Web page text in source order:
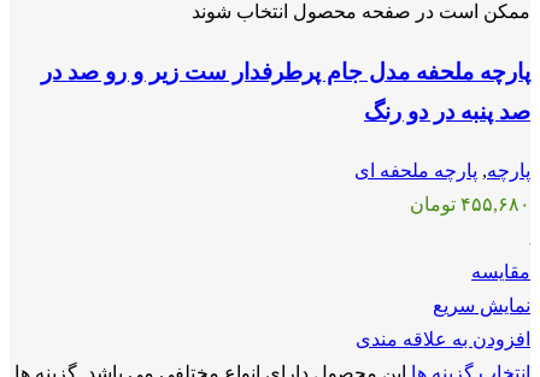
ممکن است در صفحه محصول انتخاب شوند
پارچه ملحفه مدل جام پرطرفدار ست زیر و رو صد در
صد پنبه در دو رنگ
پارچه, پارچه ملحفه ای
۴۵۵,۶۸۰ تومان
مقايسه
نمایش سریع
افزودن به علاقه مندی
انتخاب گزینه ها این محصول دارای انواع مختلفی می باشد. گزینه ها